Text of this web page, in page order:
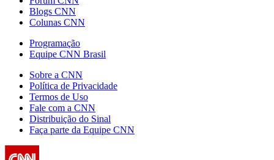
Blogs CNN
Colunas CNN
Programação
Equipe CNN Brasil
Sobre a CNN
Política de Privacidade
Termos de Uso
Fale com a CNN
Distribuição do Sinal
Faça parte da Equipe CNN